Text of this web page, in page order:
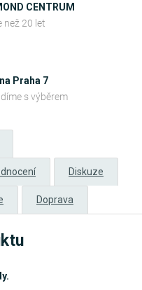
CENTRUM
než 20 let
Praha 7
s výběrem
Diskuze
Doprava